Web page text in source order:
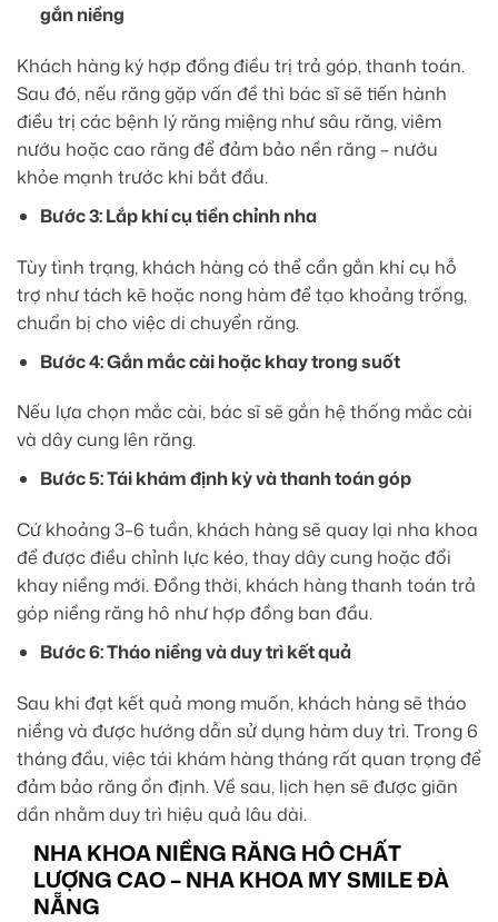
gắn niềng
Khách hàng ký hợp đồng điều trị trả góp, thanh toán.
Sau đó, nếu răng gặp vấn đề thì bác sĩ sẽ tiến hành
điều trị các bệnh lý răng miệng như sâu răng, viêm
nướu hoặc cao răng để đảm bảo nền răng – nướu
khỏe mạnh trước khi bắt đầu.
Bước 3: Lắp khí cụ tiền chỉnh nha
Tùy tình trạng, khách hàng có thể cần gắn khí cụ hỗ
trợ như tách kẽ hoặc nong hàm để tạo khoảng trống,
chuẩn bị cho việc di chuyển răng.
Bước 4: Gắn mắc cài hoặc khay trong suốt
Nếu lựa chọn mắc cài, bác sĩ sẽ gắn hệ thống mắc cài
và dây cung lên răng.
Bước 5: Tái khám định kỳ và thanh toán góp
Cứ khoảng 3–6 tuần, khách hàng sẽ quay lại nha khoa
để được điều chỉnh lực kéo, thay dây cung hoặc đổi
khay niềng mới. Đồng thời, khách hàng thanh toán trả
góp niềng răng hô như hợp đồng ban đầu.
Bước 6: Tháo niềng và duy trì kết quả
Sau khi đạt kết quả mong muốn, khách hàng sẽ tháo
niềng và được hướng dẫn sử dụng hàm duy trì. Trong 6
tháng đầu, việc tái khám hàng tháng rất quan trọng để
đảm bảo răng ổn định. Về sau, lịch hẹn sẽ được giãn
dần nhằm duy trì hiệu quả lâu dài.
NHA KHOA NIỀNG RĂNG HÔ CHẤT
LƯỢNG CAO – NHA KHOA MY SMILE ĐÀ
NẴNG